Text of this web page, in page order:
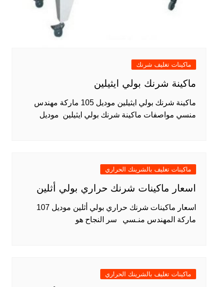
ماكينات تغليف شرنك
ماكينة شرنك بولي ايثيلين
ماكينة شرنك بولي ايثيلين موديل 105 ماركة مهندس
منسي مواصفات ماكينة شرنك بولي ايثيلين موديل
ماكينات تغليف بالشرينك الحراري
اسعار ماكينات شرنك حراري بولي أثلين
اسعار ماكينات شرنك حراري بولي أثلين موديل 107
ماركة المهندس منـسي سر النجاح هو
ماكينات تغليف بالشرينك الحراري